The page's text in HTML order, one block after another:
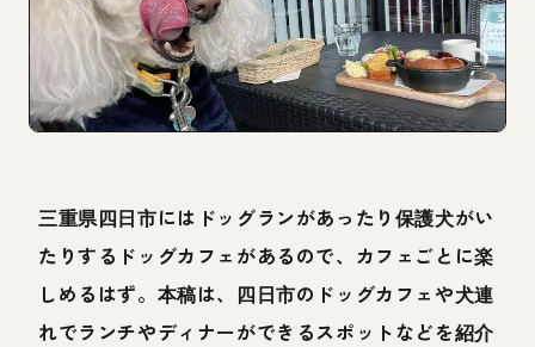
三重県四日市にはドッグランがあったり保護犬がい
たりするドッグカフェがあるので、カフェごとに楽
しめるはず。本稿は、四日市のドッグカフェや犬連
れでランチやディナーができるスポットなどを紹介